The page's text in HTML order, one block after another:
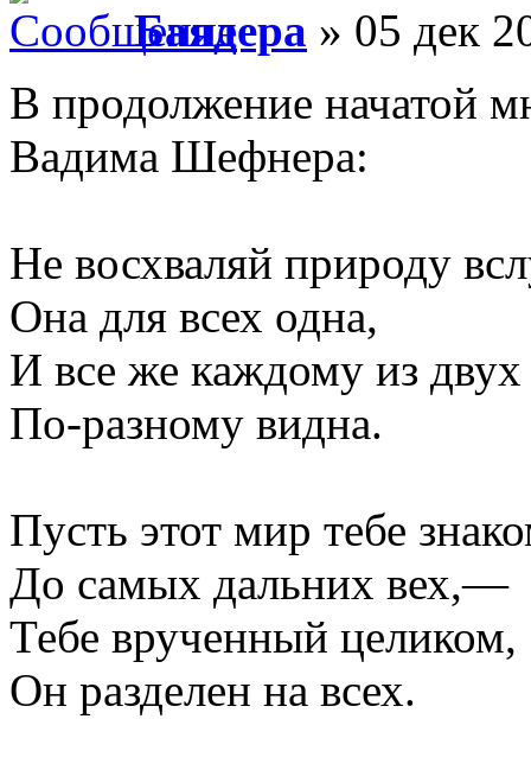
Баядера » 05 дек
В продолжение начатой
Вадима Шефнера:
Не восхваляй природу
Она для всех одна,
И все же каждому из двух
По-разному видна.
Пусть этот мир тебе
До самых дальних вех,—
Тебе врученный целиком,
Он разделен на всех.